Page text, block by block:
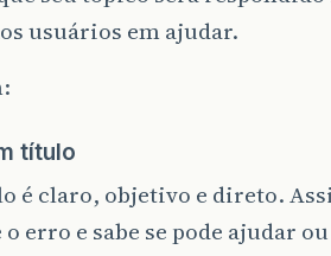
usuários em ajudar.
título
é claro, objetivo e direto.
erro e sabe se pode ajudar